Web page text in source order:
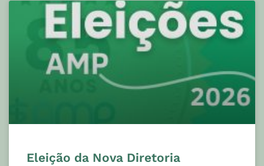
Eleição da Nova Diretoria